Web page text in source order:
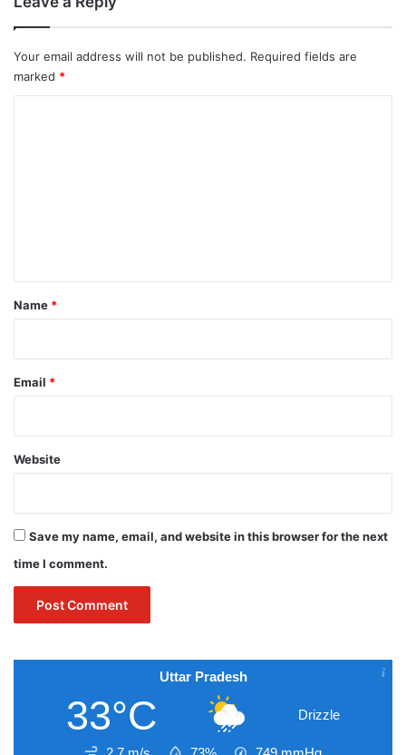
Your email address will not be published. Required fields are
marked *
*
Name *
Email *
Website
Save my name, email, and website in this browser for the next
time I comment.
Uttar Pradesh
33°C Drizzle